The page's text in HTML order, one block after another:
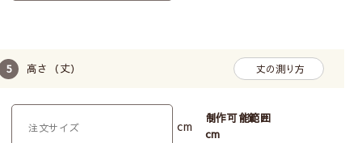
高さ（丈） 丈の測り方
cm
制作可能範囲
cm